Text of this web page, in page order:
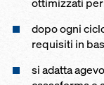
ottimizzati
dopo ogni
requisiti in
si adatta